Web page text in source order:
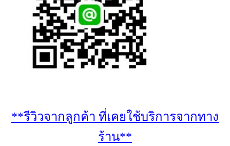
**รีวิวจากลูกค้า ที่เคยใช้บริการจากทาง
ร้าน**